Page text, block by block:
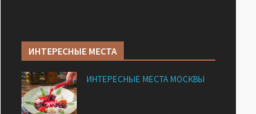
ИНТЕРЕСНЫЕ МЕСТА
ИНТЕРЕСНЫЕ МЕСТА МОСКВЫ